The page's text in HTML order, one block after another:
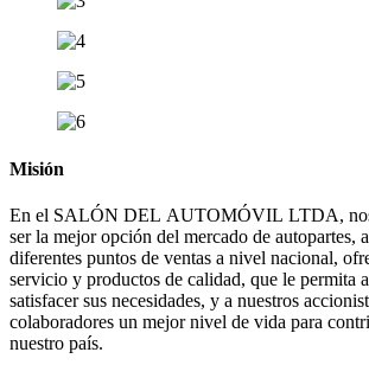
Misión
En el SALÓN DEL AUTOMÓVIL LTDA, nos
ser la mejor opción del mercado de autopartes,
diferentes puntos de ventas a nivel nacional,
servicio y productos de calidad, que le permita
satisfacer sus necesidades, y a nuestros
colaboradores un mejor nivel de vida para
nuestro país.